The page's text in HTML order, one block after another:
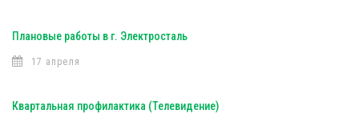
Плановые работы в г. Электросталь
17 апреля
Квартальная профилактика (Телевидение)